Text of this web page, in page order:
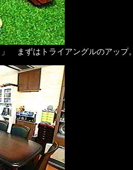
まずはトライアングルのアップ。